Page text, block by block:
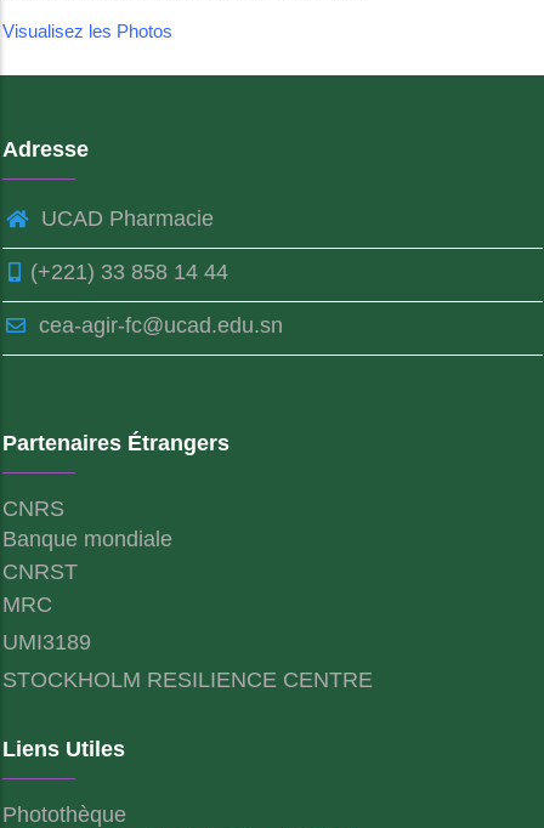
Visualisez les Photos
Adresse
UCAD Pharmacie
(+221) 33 858 14 44
cea-agir-fc@ucad.edu.sn
Partenaires Étrangers
CNRS
Banque mondiale
CNRST
MRC
UMI3189
STOCKHOLM RESILIENCE CENTRE
Liens Utiles
Photothèque